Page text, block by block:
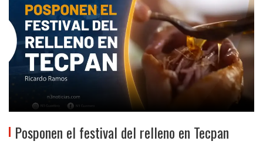
Posponen el festival del relleno en Tecpan